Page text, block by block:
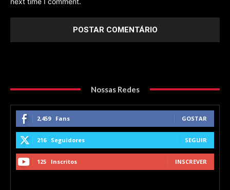
Nossas Redes
2,459 Fans GOSTAR
216 Seguidores SEGUIR
125 Inscritos INSCREVER